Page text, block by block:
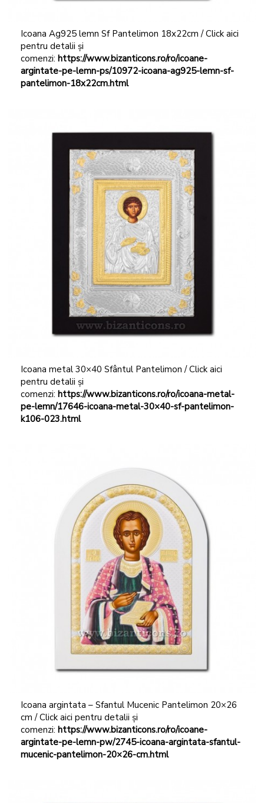
Icoana Ag925 lemn Sf Pantelimon 18x22cm / Click aici
pentru detalii și
comenzi: https://www.bizanticons.ro/ro/icoane-
argintate-pe-lemn-ps/10972-icoana-ag925-lemn-sf-
pantelimon-18x22cm.html
Icoana metal 30×40 Sfântul Pantelimon / Click aici
pentru detalii și
comenzi: https://www.bizanticons.ro/ro/icoana-metal-
pe-lemn/17646-icoana-metal-30×40-sf-pantelimon-
k106-023.html
Icoana argintata – Sfantul Mucenic Pantelimon 20×26
cm / Click aici pentru detalii și
comenzi: https://www.bizanticons.ro/ro/icoane-
argintate-pe-lemn-pw/2745-icoana-argintata-sfantul-
mucenic-pantelimon-20×26-cm.html